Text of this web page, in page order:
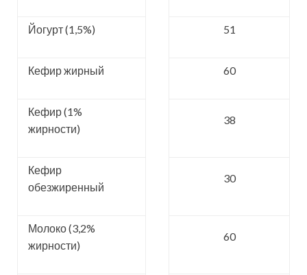
Йогурт (1,5%) 51
Кефир жирный 60
Кефир (1%
жирности)
38
Кефир
обезжиренный
30
Молоко (3,2%
жирности)
60